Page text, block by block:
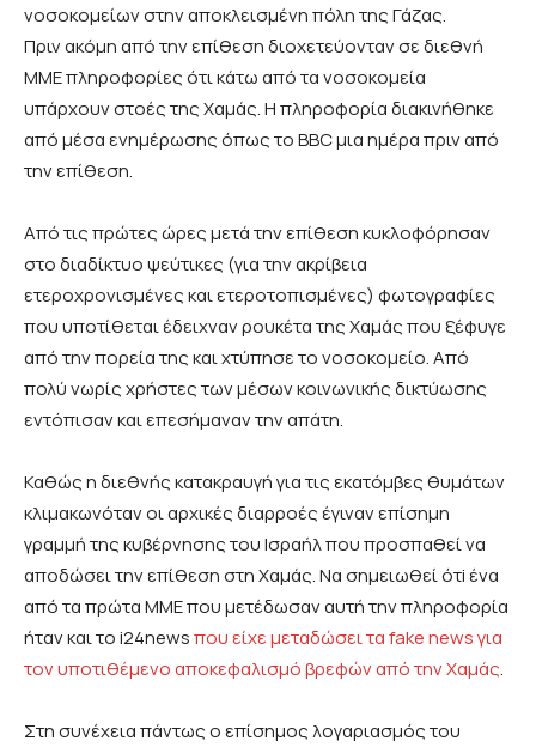
νοσοκομείων στην αποκλεισμένη πόλη της Γάζας.
Πριν ακόμη από την επίθεση διοχετεύονταν σε διεθνή
ΜΜΕ πληροφορίες ότι κάτω από τα νοσοκομεία
υπάρχουν στοές της Χαμάς. Η πληροφορία διακινήθηκε
από μέσα ενημέρωσης όπως το BBC μια ημέρα πριν από
την επίθεση.
Από τις πρώτες ώρες μετά την επίθεση κυκλοφόρησαν
στο διαδίκτυο ψεύτικες (για την ακρίβεια
ετεροχρονισμένες και ετεροτοπισμένες) φωτογραφίες
που υποτίθεται έδειχναν ρουκέτα της Χαμάς που ξέφυγε
από την πορεία της και χτύπησε το νοσοκομείο. Από
πολύ νωρίς χρήστες των μέσων κοινωνικής δικτύωσης
εντόπισαν και επεσήμαναν την απάτη.
Καθώς η διεθνής κατακραυγή για τις εκατόμβες θυμάτων
κλιμακωνόταν οι αρχικές διαρροές έγιναν επίσημη
γραμμή της κυβέρνησης του Ισραήλ που προσπαθεί να
αποδώσει την επίθεση στη Χαμάς. Να σημειωθεί ότi ένα
από τα πρώτα ΜΜΕ που μετέδωσαν αυτή την πληροφορία
ήταν και το i24newsπου είχε μεταδώσει τα fake news για
τον υποτιθέμενο αποκεφαλισμό βρεφών από την Χαμάς.
Στη συνέχεια πάντως ο επίσημος λογαριασμός του